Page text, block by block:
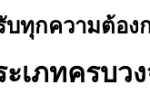
บทุกความต้อ
เภทครบว